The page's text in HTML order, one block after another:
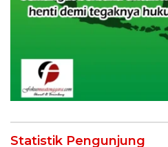
Statistik Pengunjung